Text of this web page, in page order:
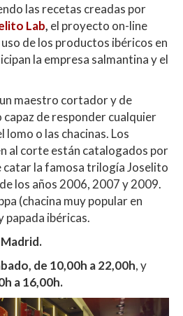
las recetas creadas por
Lab, el proyecto on-line
de los productos ibéricos en
la empresa salmantina y el
maestro cortador y de
de responder cualquier
lomo o las chacinas. Los
al corte están catalogados por
catar la famosa trilogía Joselito
los años 2006, 2007 y 2009.
(chacina muy popular en
papada ibéricas.
de 10,00h a 22,00h, y
a 16,00h.